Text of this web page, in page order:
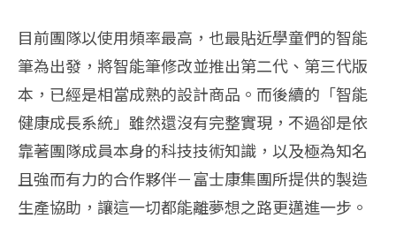
目前團隊以使用頻率最高，也最貼近學童們的智能
筆為出發，將智能筆修改並推出第二代、第三代版
本，已經是相當成熟的設計商品。而後續的「智能
健康成長系統」雖然還沒有完整實現，不過卻是依
靠著團隊成員本身的科技技術知識，以及極為知名
且強而有力的合作夥伴－富士康集團所提供的製造
生產協助，讓這一切都能離夢想之路更邁進一步。